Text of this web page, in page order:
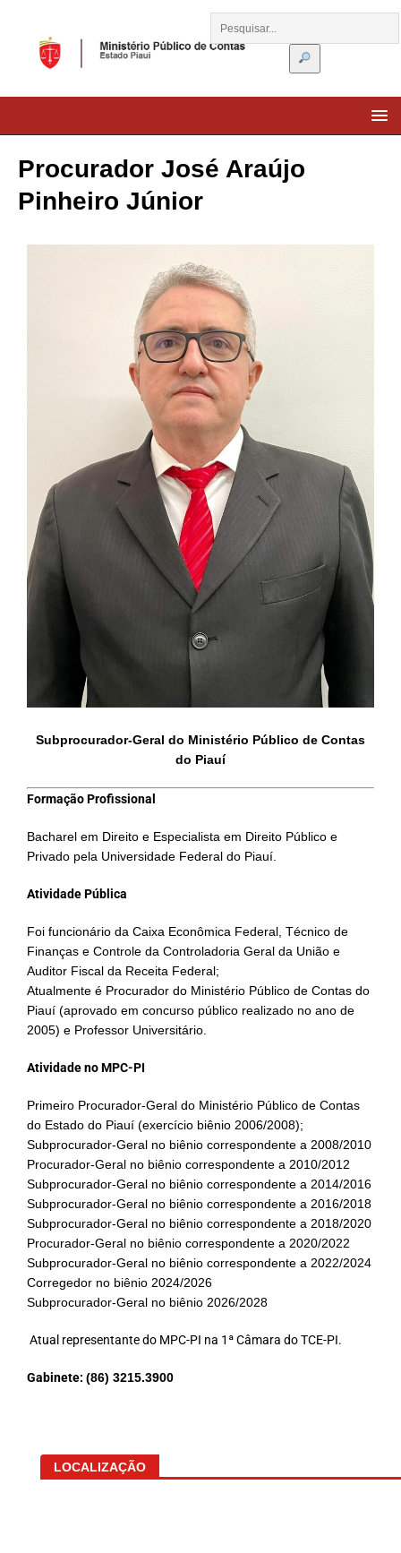
Procurador José Araújo
Pinheiro Júnior
Subprocurador-Geral do Ministério Público de Contas
do Piauí
Formação Profissional
Bacharel em Direito e Especialista em Direito Público e
Privado pela Universidade Federal do Piauí.
Atividade Pública
Foi funcionário da Caixa Econômica Federal, Técnico de
Finanças e Controle da Controladoria Geral da União e
Auditor Fiscal da Receita Federal;
Atualmente é Procurador do Ministério Público de Contas do
Piauí (aprovado em concurso público realizado no ano de
2005) e Professor Universitário.
Atividade no MPC-PI
Primeiro Procurador-Geral do Ministério Público de Contas
do Estado do Piauí (exercício biênio 2006/2008);
Subprocurador-Geral no biênio correspondente a 2008/2010
Procurador-Geral no biênio correspondente a 2010/2012
Subprocurador-Geral no biênio correspondente a 2014/2016
Subprocurador-Geral no biênio correspondente a 2016/2018
Subprocurador-Geral no biênio correspondente a 2018/2020
Procurador-Geral no biênio correspondente a 2020/2022
Subprocurador-Geral no biênio correspondente a 2022/2024
Corregedor no biênio 2024/2026
Subprocurador-Geral no biênio 2026/2028
Atual representante do MPC-PI na 1ª Câmara do TCE-PI.
Gabinete: (86) 3215.3900
LOCALIZAÇÃO